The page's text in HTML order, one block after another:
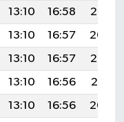
13:10 16:58
20:05
13:10 16:57
20:04
13:10 16:57
20:03
13:10 16:56
20:01
13:10 16:56
20:00